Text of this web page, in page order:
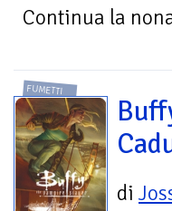
Continua la
FUMETTI
di